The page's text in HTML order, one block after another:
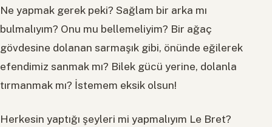
Ne yapmak gerek peki? Sağlam bir arka mı
bulmalıyım? Onu mu bellemeliyim? Bir ağaç
gövdesine dolanan sarmaşık gibi, önünde eğilerek
efendimiz sanmak mı? Bilek gücü yerine, dolanla
tırmanmak mı? İstemem eksik olsun!
Herkesin yaptığı şeyleri mi yapmalıyım Le Bret?